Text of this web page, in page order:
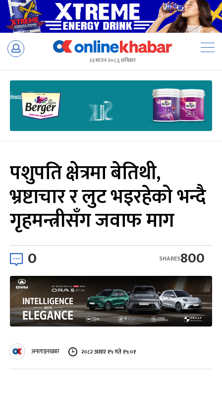
Skip
२३ साउन २०८३, शनिबार
पशुपति क्षेत्रमा बेतिथी,
भ्रष्टाचार र लुट भइरहेको भन्दै
गृहमन्त्रीसँग जवाफ माग
0 800
SHARES
अनलाइनखबर २०८२ असार १५ गते १५:०१